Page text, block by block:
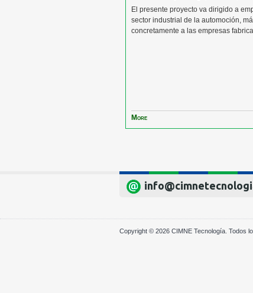
El presente proyecto va dirigido a
sector industrial de la automoción,
concretamente a las empresas
More
Copyright © 2026 CIMNE Tecnología. Todos